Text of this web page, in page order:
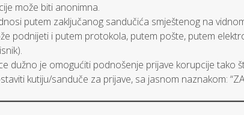
može biti anonimna.
putem zaključanog sandučića smještenog na
podnijeti i putem protokola, putem pošte, putem
dužno je omogućiti podnošenje prijave korupcije tako
kutiju/sanduče za prijave, sa jasnom naznakom: “ZA